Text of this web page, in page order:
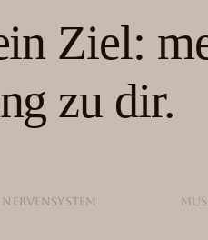
Ziel:
zu dir.
Nervensystem